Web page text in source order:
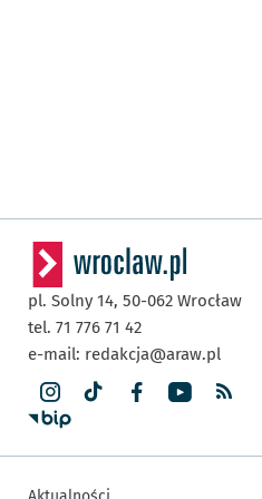
pl. Solny 14, 50-062 Wrocław
tel. 71 776 71 42
e-mail: redakcja@araw.pl